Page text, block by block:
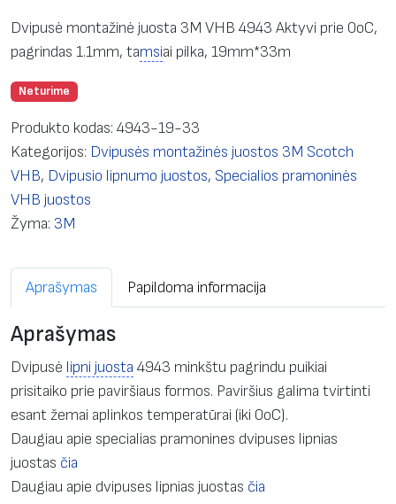
Dvipusė montažinė juosta 3M VHB 4943 Aktyvi prie 0оС,
pagrindas 1.1mm, tamsiai pilka, 19mm*33m
Neturime
Produkto kodas: 4943-19-33
Kategorijos: Dvipusės montažinės juostos 3M Scotch
VHB, Dvipusio lipnumo juostos, Specialios pramoninės
VHB juostos
Žyma: 3M
Aprašymas Papildoma informacija
Aprašymas
Dvipusė lipni juosta 4943 minkštu pagrindu puikiai
prisitaiko prie paviršiaus formos. Paviršius galima tvirtinti
esant žemai aplinkos temperatūrai (iki 0oC).
Daugiau apie specialias pramonines dvipuses lipnias
juostas čia
Daugiau apie dvipuses lipnias juostas čia